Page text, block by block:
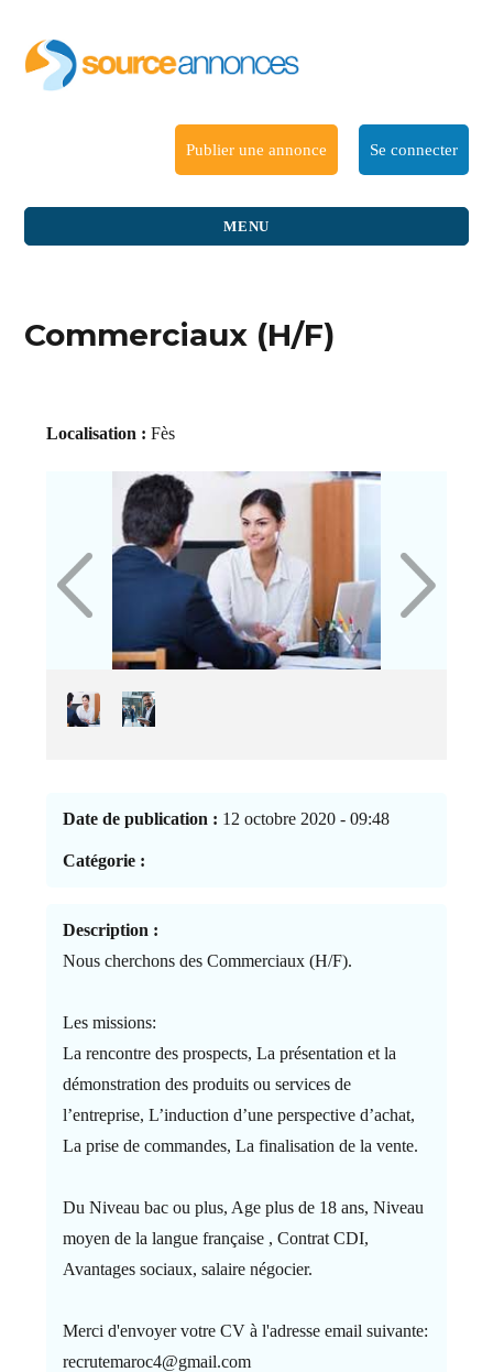
Publier une annonce Se connecter
MENU
Commerciaux (H/F)
Localisation : Fès
Date de publication : 12 octobre 2020 - 09:48
Catégorie :
Description :
Nous cherchons des Commerciaux (H/F).
Les missions:
La rencontre des prospects, La présentation et la
démonstration des produits ou services de
l’entreprise, L’induction d’une perspective d’achat,
La prise de commandes, La finalisation de la vente.
Du Niveau bac ou plus, Age plus de 18 ans, Niveau
moyen de la langue française , Contrat CDI,
Avantages sociaux, salaire négocier.
Merci d'envoyer votre CV à l'adresse email suivante:
recrutemaroc4@gmail.com